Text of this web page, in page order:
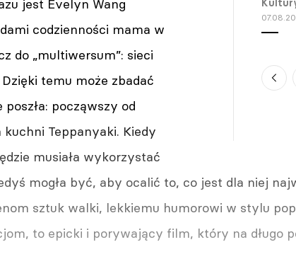
się z
Aktor
jest Evelyn Wang
codzienności mama w
do „multiwersum”: sieci
temu może zbadać
począwszy od
Teppanyaki. Kiedy
musiała wykorzystać
mogła być, aby ocalić to, co jest dla niej
sztuk walki, lekkiemu humorowi w stylu
to epicki i porywający film, który na długo